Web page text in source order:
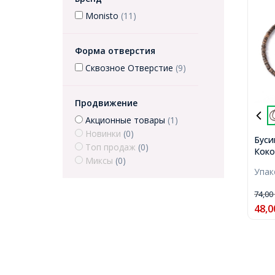
Monisto (11)
Форма отверстия
Сквозное Отверстие (9)
Продвижение
Акционные товары (1)
Новинки (0)
Топ продаж (0)
Миксы (0)